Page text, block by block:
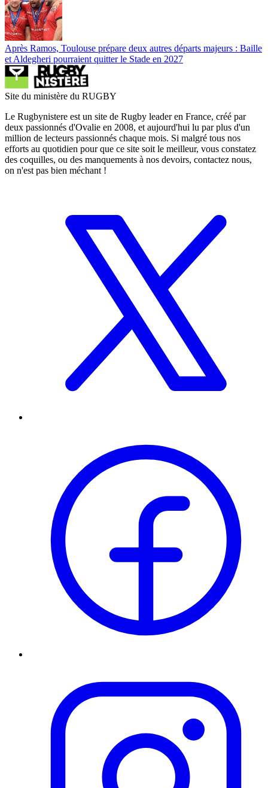
Après Ramos, Toulouse prépare deux autres départs majeurs : Baille
et Aldegheri pourraient quitter le Stade en 2027
Site du ministère du RUGBY
Le Rugbynistere est un site de Rugby leader en France, créé par
deux passionnés d'Ovalie en 2008, et aujourd'hui lu par plus d'un
million de lecteurs passionnés chaque mois. Si malgré tous nos
efforts au quotidien pour que ce site soit le meilleur, vous constatez
des coquilles, ou des manquements à nos devoirs, contactez nous,
on n'est pas bien méchant !